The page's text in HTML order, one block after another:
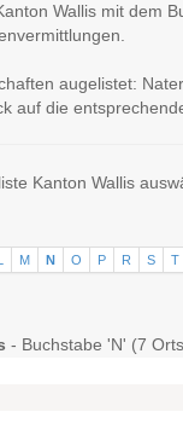
Wallis mit dem
augelistet:
auf die
Kanton Wallis
M N O P R S T
- Buchstabe 'N' (7